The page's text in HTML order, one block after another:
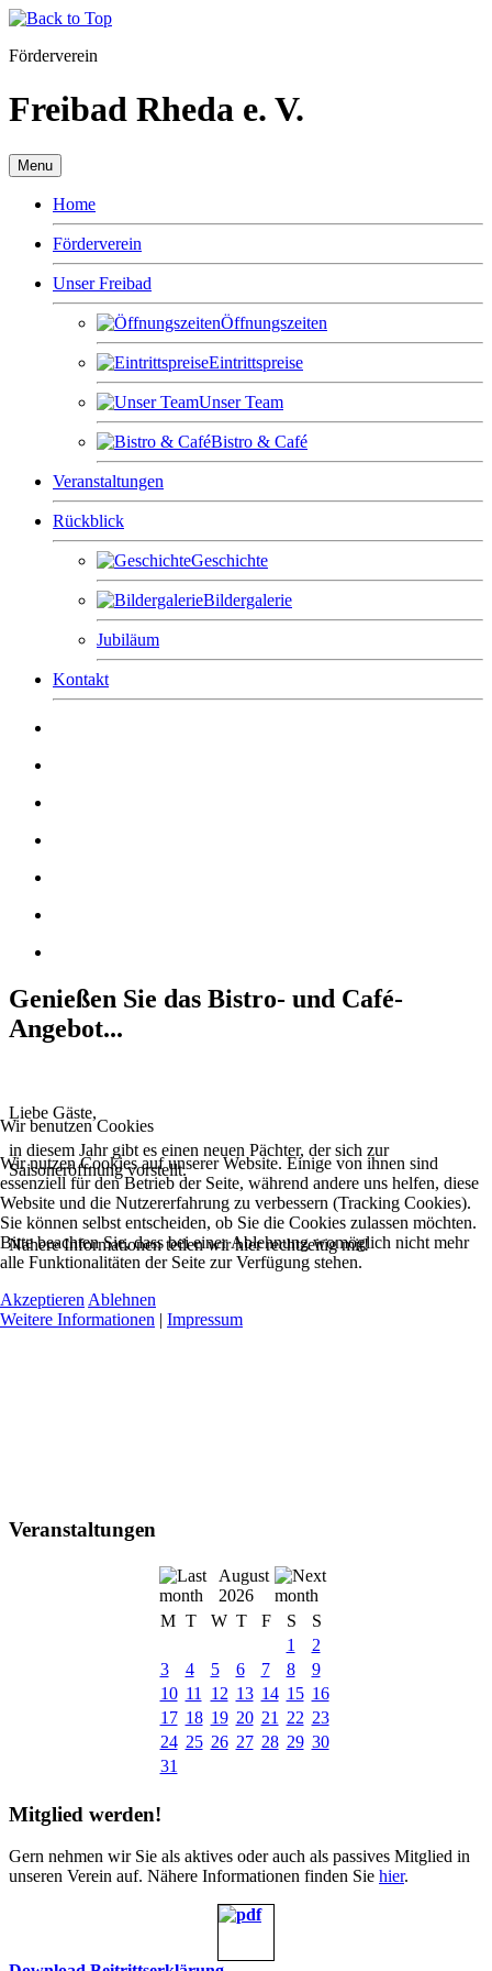
Förderverein
Freibad Rheda e. V.
Menu
Home
Förderverein
Unser Freibad
Öffnungszeiten
Eintrittspreise
Unser Team
Bistro & Café
Veranstaltungen
Rückblick
Geschichte
Bildergalerie
Jubiläum
Kontakt
Genießen Sie das Bistro- und Café-
Angebot...
Liebe Gäste,
in diesem Jahr gibt es einen neuen Pächter, der sich zur
Saisoneröffnung vorstellt.
Nähere Informationen teilen wir hier rechtzeitig mit!
Veranstaltungen
August
2026
M T W T F S
S
1
2
3
4 5 6 7 8
9
10 11 12 13 14 15 16
17 18 19 20 21 22 23
24 25 26 27 28 29 30
31
Mitglied werden!
Gern nehmen wir Sie als aktives oder auch als passives Mitglied in
unseren Verein auf. Nähere Informationen finden Sie hier.
Wir benutzen Cookies
Wir nutzen Cookies auf unserer Website. Einige von ihnen sind
essenziell für den Betrieb der Seite, während andere uns helfen, diese
Website und die Nutzererfahrung zu verbessern (Tracking Cookies).
Sie können selbst entscheiden, ob Sie die Cookies zulassen möchten.
Bitte beachten Sie, dass bei einer Ablehnung womöglich nicht mehr
alle Funktionalitäten der Seite zur Verfügung stehen.
Akzeptieren Ablehnen
Weitere Informationen | Impressum